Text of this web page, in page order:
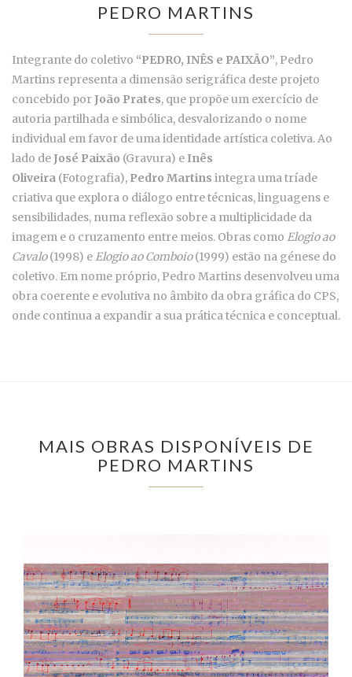
PEDRO MARTINS
Integrante do coletivo “PEDRO, INÊS e PAIXÃO”, Pedro
Martins representa a dimensão serigráfica deste projeto
concebido por João Prates, que propõe um exercício de
autoria partilhada e simbólica, desvalorizando o nome
individual em favor de uma identidade artística coletiva. Ao
lado de José Paixão (Gravura) e Inês
Oliveira (Fotografia), Pedro Martins integra uma tríade
criativa que explora o diálogo entre técnicas, linguagens e
sensibilidades, numa reflexão sobre a multiplicidade da
imagem e o cruzamento entre meios. Obras como Elogio ao
Cavalo(1998) eElogio ao Comboio(1999) estão na génese do
coletivo. Em nome próprio, Pedro Martins desenvolveu uma
obra coerente e evolutiva no âmbito da obra gráfica do CPS,
onde continua a expandir a sua prática técnica e conceptual.
MAIS OBRAS DISPONÍVEIS DE
PEDRO MARTINS